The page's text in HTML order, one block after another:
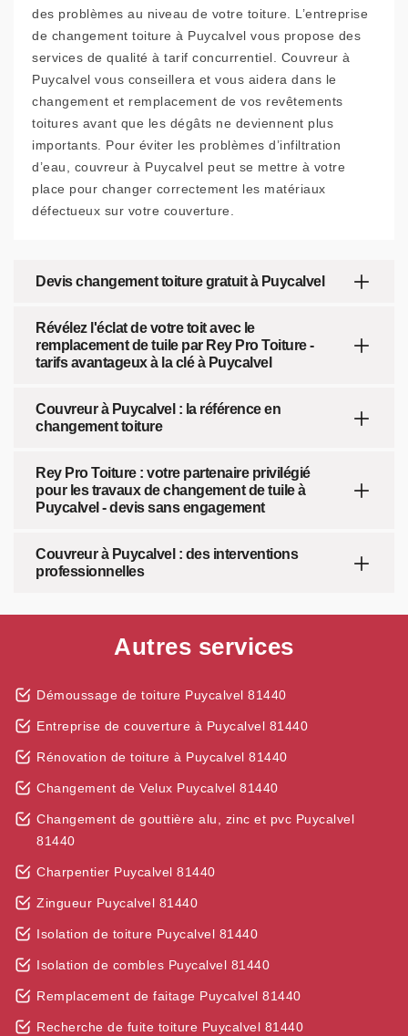
des problèmes au niveau de votre toiture. L’entreprise
de changement toiture à Puycalvel vous propose des
services de qualité à tarif concurrentiel. Couvreur à
Puycalvel vous conseillera et vous aidera dans le
changement et remplacement de vos revêtements
toitures avant que les dégâts ne deviennent plus
importants. Pour éviter les problèmes d’infiltration
d’eau, couvreur à Puycalvel peut se mettre à votre
place pour changer correctement les matériaux
défectueux sur votre couverture.
Devis changement toiture gratuit à Puycalvel
Révélez l'éclat de votre toit avec le
remplacement de tuile par Rey Pro Toiture -
tarifs avantageux à la clé à Puycalvel
Couvreur à Puycalvel : la référence en
changement toiture
Rey Pro Toiture : votre partenaire privilégié
pour les travaux de changement de tuile à
Puycalvel - devis sans engagement
Couvreur à Puycalvel : des interventions
professionnelles
Autres services
Démoussage de toiture Puycalvel 81440
Entreprise de couverture à Puycalvel 81440
Rénovation de toiture à Puycalvel 81440
Changement de Velux Puycalvel 81440
Changement de gouttière alu, zinc et pvc Puycalvel
81440
Charpentier Puycalvel 81440
Zingueur Puycalvel 81440
Isolation de toiture Puycalvel 81440
Isolation de combles Puycalvel 81440
Remplacement de faitage Puycalvel 81440
Recherche de fuite toiture Puycalvel 81440